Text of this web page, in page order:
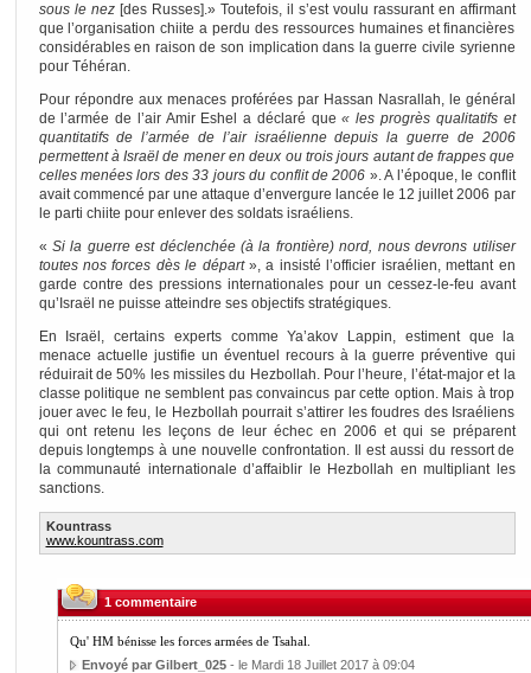
sous le nez[des Russes].» Toutefois, il s’est voulu rassurant en affirmant
que l’organisation chiite a perdu des ressources humaines et financières
considérables en raison de son implication dans la guerre civile syrienne
pour Téhéran.
Pour répondre aux menaces proférées par Hassan Nasrallah, le général
de l’armée de l’air Amir Eshel a déclaré que« les progrès qualitatifs et
quantitatifs de l’armée de l’air israélienne depuis la guerre de 2006
permettent à Israël de mener en deux ou trois jours autant de frappes que
celles menées lors des 33 jours du conflit de 2006 ». A l’époque, le conflit
avait commencé par une attaque d’envergure lancée le 12 juillet 2006 par
le parti chiite pour enlever des soldats israéliens.
« Si la guerre est déclenchée (à la frontière) nord, nous devrons utiliser
toutes nos forces dès le départ », a insisté l’officier israélien, mettant en
garde contre des pressions internationales pour un cessez-le-feu avant
qu’Israël ne puisse atteindre ses objectifs stratégiques.
En Israël, certains experts comme Ya’akov Lappin, estiment que la
menace actuelle justifie un éventuel recours à la guerre préventive qui
réduirait de 50% les missiles du Hezbollah. Pour l’heure, l’état-major et la
classe politique ne semblent pas convaincus par cette option. Mais à trop
jouer avec le feu, le Hezbollah pourrait s’attirer les foudres des Israéliens
qui ont retenu les leçons de leur échec en 2006 et qui se préparent
depuis longtemps à une nouvelle confrontation. Il est aussi du ressort de
la communauté internationale d’affaiblir le Hezbollah en multipliant les
sanctions.
Kountrass
www.kountrass.com
1 commentaire
Qu' HM bénisse les forces armées de Tsahal.
Envoyé par Gilbert_025- le Mardi 18 Juillet 2017 à 09:04